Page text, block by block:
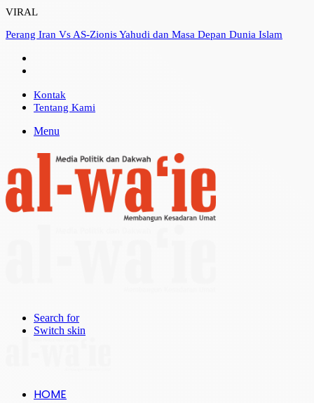
VIRAL
Perang Iran Vs AS-Zionis Yahudi dan Masa Depan Dunia Islam
Kontak
Tentang Kami
Menu
Search for
Switch skin
HOME